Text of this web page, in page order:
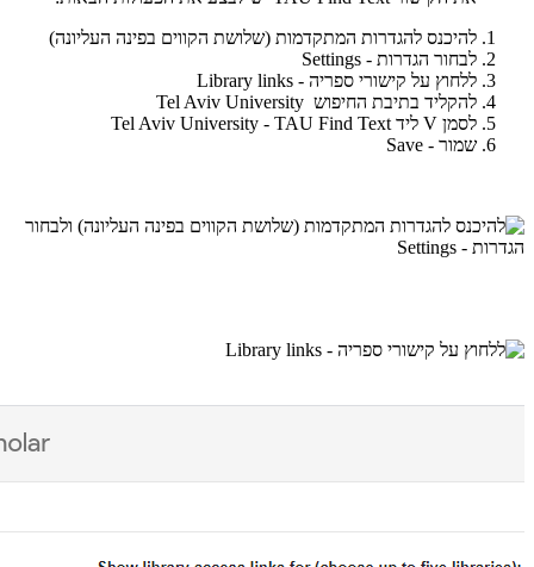
להיכנס להגדרות המתקדמות (שלושת הקווים בפינה העליונה)
לבחור הגדרות - Settings
ללחוץ על קישורי ספריה - Library links
להקליד בתיבת החיפוש Tel Aviv University
לסמן V ליד Tel Aviv University - TAU Find Text
שמור - Save